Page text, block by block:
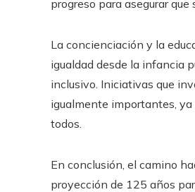
progreso para asegurar
La concienciación y la
igualdad desde la infancia
inclusivo. Iniciativas que
igualmente importantes, ya
todos.
En conclusión, el camino
proyección de 125 años